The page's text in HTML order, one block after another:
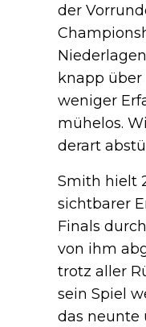
der
knapp
weniger
mühelos.
derart
Smith hielt
sichtbarer
Finals
von ihm
trotz aller
sein Spiel
das neunte